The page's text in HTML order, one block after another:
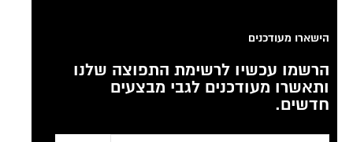
הישארו מעודכנים
הרשמו עכשיו לרשימת התפוצה שלנו
ותאשרו מעודכנים לגבי מבצעים
חדשים.